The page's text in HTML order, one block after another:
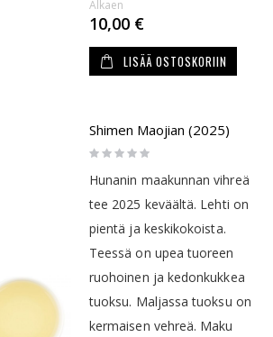
Alkaen
10,00 €
LISÄÄ OSTOSKORIIN
Shimen Maojian (2025)
Rating:
0%
Hunanin maakunnan vihreä
tee 2025 keväältä. Lehti on
pientä ja keskikokoista.
Teessä on upea tuoreen
ruohoinen ja kedonkukkea
tuoksu. Maljassa tuoksu on
kermaisen vehreä. Maku